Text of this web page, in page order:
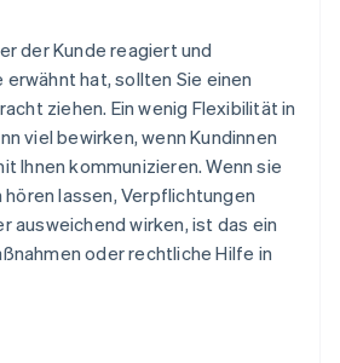
der Kunde reagiert und
hat, sollten Sie einen
ziehen. Ein wenig Flexibilität in
viel bewirken, wenn Kundinnen
Ihnen kommunizieren. Wenn sie
lassen, Verpflichtungen
ausweichend wirken, ist das ein
oder rechtliche Hilfe in